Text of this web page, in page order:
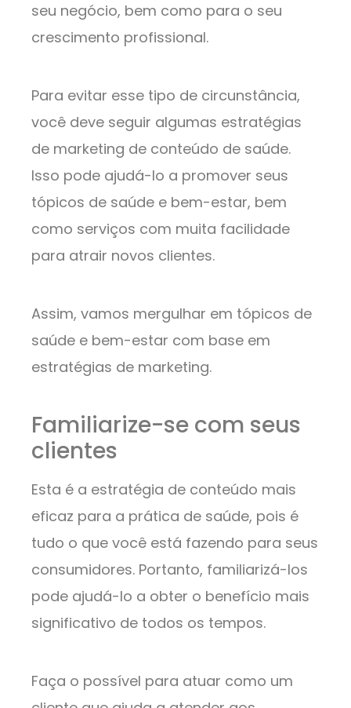
seu negócio, bem como para o seu
crescimento profissional.
Para evitar esse tipo de circunstância,
você deve seguir algumas estratégias
de marketing de conteúdo de saúde.
Isso pode ajudá-lo a promover seus
tópicos de saúde e bem-estar, bem
como serviços com muita facilidade
para atrair novos clientes.
Assim, vamos mergulhar em tópicos de
saúde e bem-estar com base em
estratégias de marketing.
Familiarize-se com seus
clientes
Esta é a estratégia de conteúdo mais
eficaz para a prática de saúde, pois é
tudo o que você está fazendo para seus
consumidores. Portanto, familiarizá-los
pode ajudá-lo a obter o benefício mais
significativo de todos os tempos.
Faça o possível para atuar como um